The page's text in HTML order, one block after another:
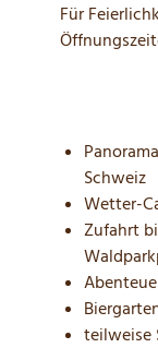
Für
Schweiz
Wetter-
Zufahrt
teilweise